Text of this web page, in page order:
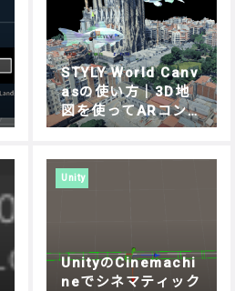
STYLY World Canv
asの使い方｜3D地
図を使ってARコン
テンツを制作する方
Unity
UnityのCinemachi
neでシネマティック